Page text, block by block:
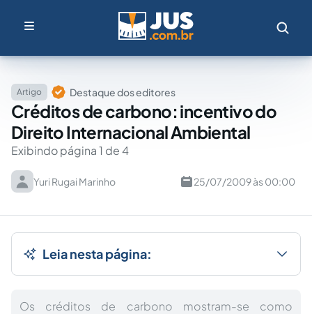
Artigo Destaque dos editores
Créditos de carbono: incentivo do
Direito Internacional Ambiental
Exibindo página 1 de 4
Yuri Rugai Marinho 25/07/2009 às 00:00
Leia nesta página:
Os créditos de carbono mostram-se como